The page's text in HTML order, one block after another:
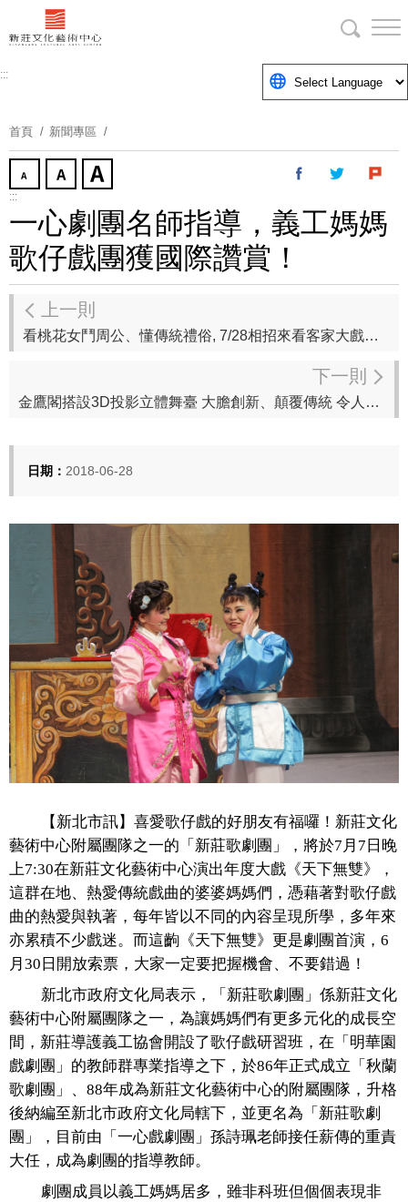
到
要
塊
:::
首頁 新聞專區
:::
一心劇團名師指導，義工媽媽
歌仔戲團獲國際讚賞！
上一則
看桃花女鬥周公、懂傳統禮俗, 7/28相招來看客家大戲《三生三世桃花結》
下一則
金鷹閣搭設3D投影立體舞臺 大膽創新、顛覆傳統 令人驚艷
日期： 2018-06-28
【新北市訊】喜愛歌仔戲的好朋友有福囉！ 新莊文化
藝術中心附屬團隊之一的「新莊歌劇團」，將於7 月 7 日晚
上7:30在新莊文化藝術中心演出年度大戲《天下無雙》，
這群在地、熱愛傳統戲曲的婆婆媽媽們， 憑藉著對歌仔戲
曲的熱愛與執著，每年皆以不同的內容呈現所學， 多年來
亦累積不少戲迷。而這齣《天下無雙》更是劇團首演， 6
月 30 日開放索票，大家一定要把握機會、不要錯過！
新北市政府文化局表示，「新莊歌劇團」 係新莊文化
藝術中心附屬團隊之一， 為讓媽媽們有更多元化的成長空
間， 新莊導護義工協會開設了歌仔戲研習班，在「明華園
戲劇團」 的教師群專業指導之下，於86年正式成立「秋蘭
歌劇團」、 88年成為新莊文化藝術中心的附屬團隊， 升格
後納編至新北市政府文化局轄下，並更名為「新莊歌劇
團」， 目前由「一心戲劇團」孫詩珮老師接任薪傳的重責
大任， 成為劇團的指導教師。
劇團成員以義工媽媽居多，雖非科班但個個表現非